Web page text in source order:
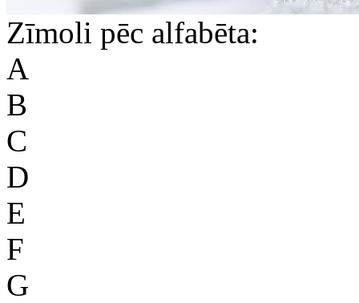
Zīmoli pēc alfabēta:
A
B
C
D
E
F
G